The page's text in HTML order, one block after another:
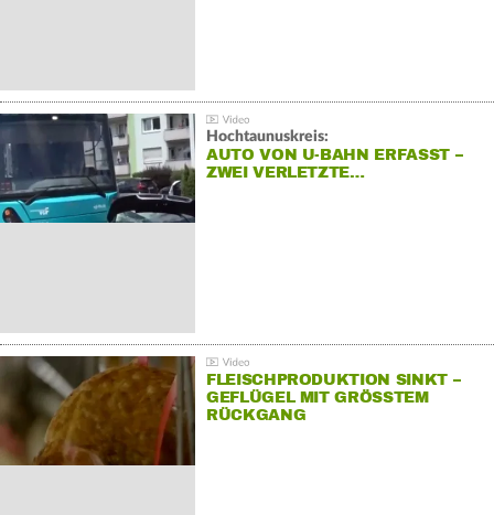
Hochtaunuskreis:
AUTO VON U-BAHN ERFASST –
ZWEI VERLETZTE…
FLEISCHPRODUKTION SINKT –
GEFLÜGEL MIT GRÖSSTEM R
ÜCKGANG